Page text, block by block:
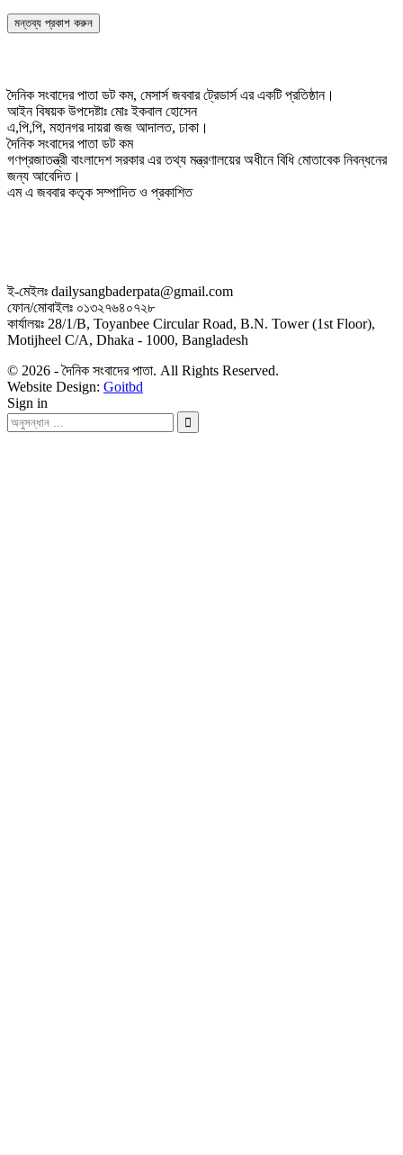
দৈনিক সংবাদের পাতা ডট কম, মেসার্স জববার ট্রেডার্স এর একটি প্রতিষ্ঠান।
আইন বিষয়ক উপদেষ্টাঃ মোঃ ইকবাল হোসেন
এ,পি,পি, মহানগর দায়রা জজ আদালত, ঢাকা।
দৈনিক সংবাদের পাতা ডট কম
গণপ্রজাতন্ত্রী বাংলাদেশ সরকার এর তথ্য মন্ত্রণালয়ের অধীনে বিধি মোতাবেক নিবন্ধনের
জন্য আবেদিত।
এম এ জববার কতৃক সম্পাদিত ও প্রকাশিত
ই-মেইলঃ dailysangbaderpata@gmail.com
ফোন/মোবাইলঃ ০১৩২৭৬৪০৭২৮
কার্যালয়ঃ 28/1/B, Toyanbee Circular Road, B.N. Tower (1st Floor),
Motijheel C/A, Dhaka - 1000, Bangladesh
© 2026 - দৈনিক সংবাদের পাতা. All Rights Reserved.
Website Design: Goitbd
Sign in